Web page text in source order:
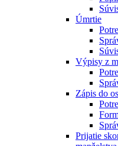
Úmrtie
Výpisy z
Zápis do
Prijatie